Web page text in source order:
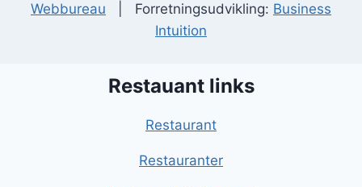
Webbureau | Forretningsudvikling: Business
Intuition
Restauant links
Restaurant
Restauranter